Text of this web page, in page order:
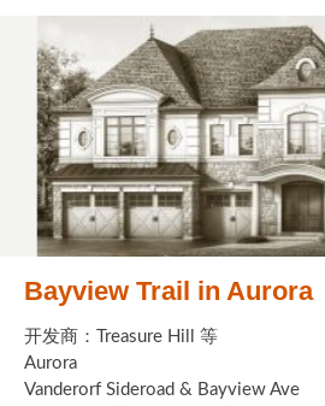
Bayview Trail in Aurora
开发商：Treasure Hill 等
Aurora
Vanderorf Sideroad & Bayview Ave